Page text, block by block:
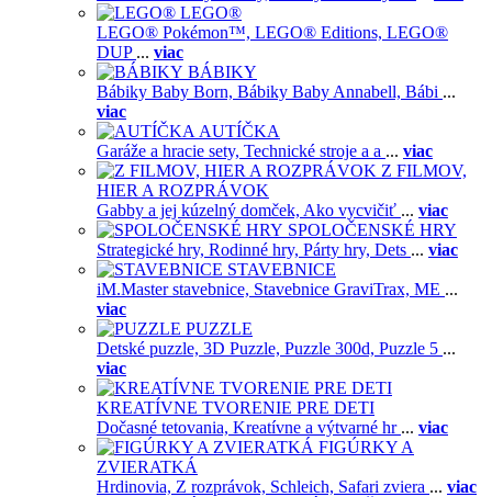
LEGO®
LEGO® Pokémon™, LEGO® Editions, LEGO®
DUP ... viac
BÁBIKY
Bábiky Baby Born, Bábiky Baby Annabell, Bábi ...
viac
AUTÍČKA
Garáže a hracie sety, Technické stroje a a ... viac
Z FILMOV,
HIER A ROZPRÁVOK
Gabby a jej kúzelný domček, Ako vycvičiť ... viac
SPOLOČENSKÉ HRY
Strategické hry, Rodinné hry, Párty hry, Dets ... viac
STAVEBNICE
iM.Master stavebnice, Stavebnice GraviTrax, ME ...
viac
PUZZLE
Detské puzzle, 3D Puzzle, Puzzle 300d, Puzzle 5 ...
viac
KREATÍVNE TVORENIE PRE DETI
Dočasné tetovania, Kreatívne a výtvarné hr ... viac
FIGÚRKY A
ZVIERATKÁ
Hrdinovia, Z rozprávok, Schleich, Safari zviera ... viac